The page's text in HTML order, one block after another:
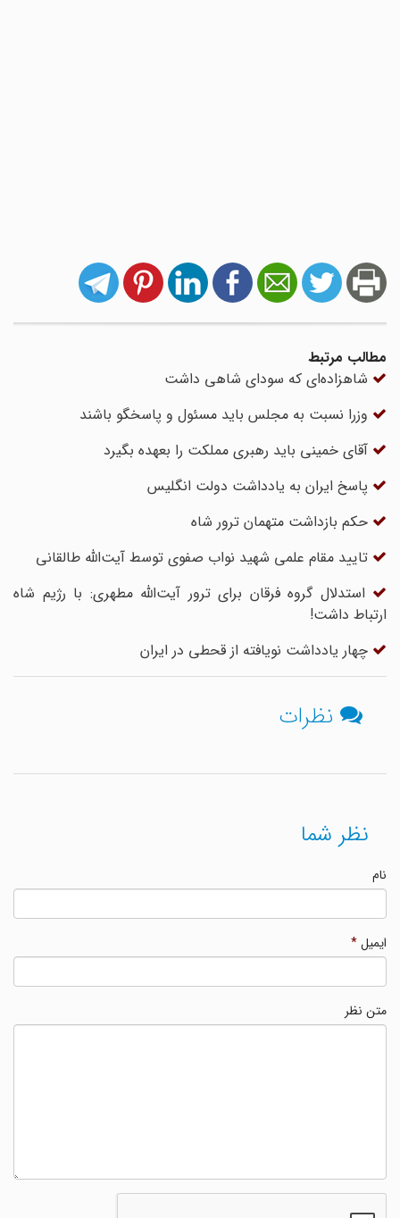
مطالب مرتبط
شاهزاده‌ای که سودای شاهی داشت
وزرا نسبت به مجلس باید مسئول و پاسخگو باشند
آقای خمینی باید رهبری مملکت را بعهده بگیرد
پاسخ ایران به یادداشت دولت انگلیس
حکم بازداشت متهمان ترور شاه
تایید مقام علمی شهید نواب صفوی توسط آیت‌الله طالقانی
استدلال گروه فرقان برای ترور آیت‌الله مطهری: با رژیم شاه
ارتباط داشت!
چهار یادداشت نویافته از قحطی در ایران
نظرات
نظر شما
ایمیل*
متن نظر